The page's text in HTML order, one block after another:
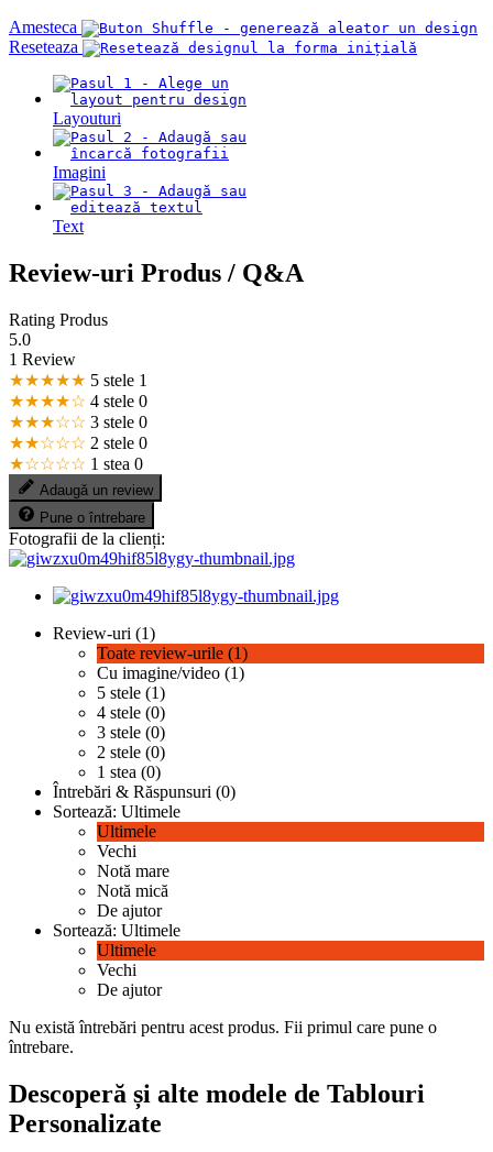
Amesteca
Reseteaza
Layouturi
Imagini
Text
Review-uri Produs / Q&A
Rating Produs
5.0
1 Review
★★★★★ 5 stele 1
★★★★☆ 4 stele 0
★★★☆☆ 3 stele 0
★★☆☆☆ 2 stele 0
★☆☆☆☆ 1 stea 0
Adaugă un review
Pune o întrebare
Fotografii de la clienți:
Review-uri (1)
Toate review-urile (1)
Cu imagine/video (1)
5 stele (1)
4 stele (0)
3 stele (0)
2 stele (0)
1 stea (0)
Întrebări & Răspunsuri (0)
Sortează: Ultimele
Ultimele
Vechi
Notă mare
Notă mică
De ajutor
Sortează: Ultimele
Ultimele
Vechi
De ajutor
Nu există întrebări pentru acest produs. Fii primul care pune o
întrebare.
Descoperă și alte modele de Tablouri
Personalizate